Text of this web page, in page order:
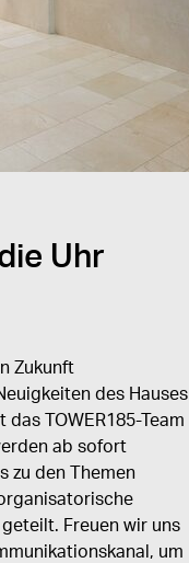
Uhr
Zukunft
des Hauses
TOWER185-Team
ab sofort
zu den Themen
Freuen wir uns
um